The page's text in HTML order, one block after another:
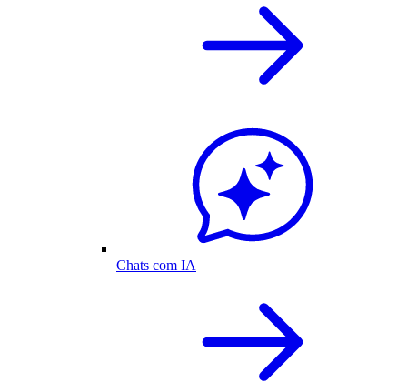
Chats com IA